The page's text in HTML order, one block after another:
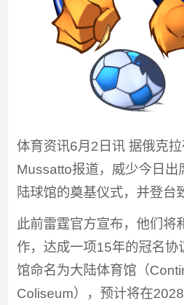
体育资讯6月2日讯 据俄克
Mussatto报道，威少今日出
陆球馆的奠基仪式，并登台
此前雷霆官方宣布，他们将
作，达成一项15年的冠名协
馆命名为大陆体育馆（
Coliseum），预计将在